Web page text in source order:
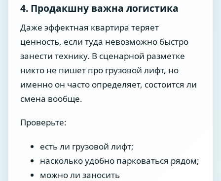
4. Продакшну важна логистика
Даже эффектная квартира теряет
ценность, если туда невозможно быстро
занести технику. В сценарной разметке
никто не пишет про грузовой лифт, но
именно он часто определяет, состоится ли
смена вообще.
Проверьте:
есть ли грузовой лифт;
насколько удобно парковаться рядом;
можно ли заносить